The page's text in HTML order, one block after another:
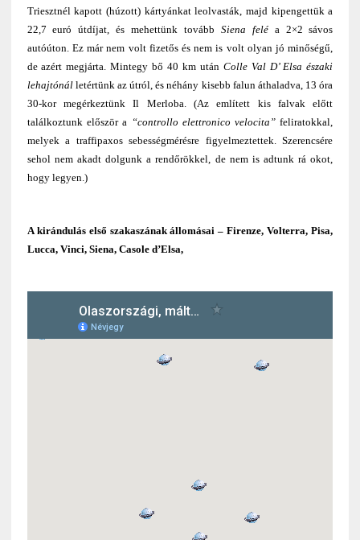
Triesztnél kapott (húzott) kártyánkat leolvasták, majd kipengettük a
22,7 euró útdíjat, és mehettünk tovább Siena feléa 2×2 sávos
autóúton. Ez már nem volt fizetős és nem is volt olyan jó minőségű,
de azért megjárta. Mintegy bő 40 km után Colle Val D’ Elsa északi
lehajtónálletértünk az útról, és néhány kisebb falun áthaladva, 13 óra
30-kor megérkeztünk Il Merloba. (Az említett kis falvak előtt
találkoztunk először a “controllo elettronico velocita”feliratokkal,
melyek a traffipaxos sebességmérésre figyelmeztettek. Szerencsére
sehol nem akadt dolgunk a rendőrökkel, de nem is adtunk rá okot,
hogy legyen.)
A kirándulás első szakaszának állomásai – Firenze, Volterra, Pisa,
Lucca, Vinci, Siena, Casole d’Elsa,